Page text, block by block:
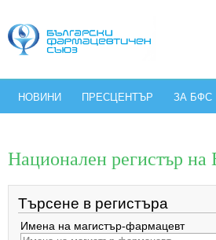
НОВИНИ ПРЕСЦЕНТЪР ЗА БФС
Национален регистър
Търсене в регистъра
Имена на магистър-фармацевт